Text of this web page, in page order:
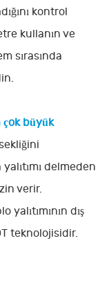
kontrol
kullanın ve
sırasında
çok büyük
delmeden
verir.
yalıtımının dış
teknolojisidir.